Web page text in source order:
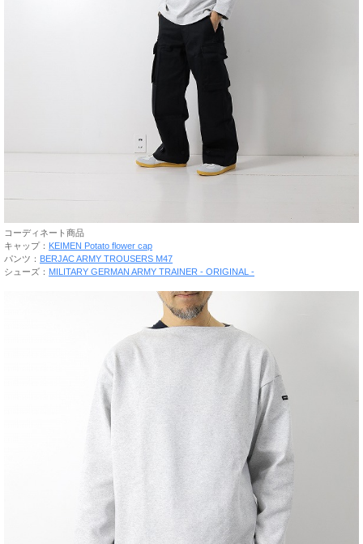
コーディネート商品
キャップ： KEIMEN Potato flower cap
パンツ： BERJAC ARMY TROUSERS M47
シューズ： MILITARY GERMAN ARMY TRAINER - ORIGINAL -